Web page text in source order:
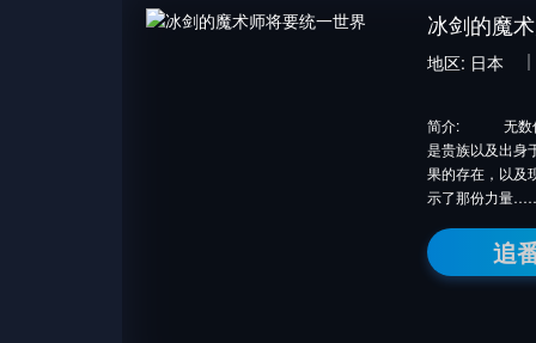
冰剑的魔
地区: 日本
简介:
无数伟
是贵族以及出身
果的存在，以及
示了那份力量
追